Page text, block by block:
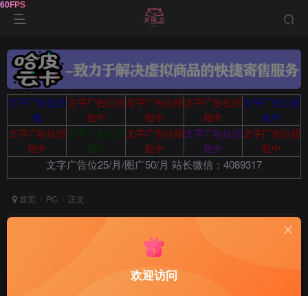
文字广告位招
租
文字广告位招
租中
文字广告位招
租中
文字广告位招
租中
文字广告位招
租中
文字广告位招
租中
文字广告位招
租中
文字广告位招
租中
文字广告位招
租中
文字广告位招
租中
文字广告位25/月/图广50/月 站长微信：4089317
首页 PC 正文
欢迎访问